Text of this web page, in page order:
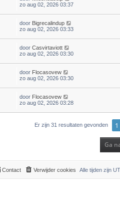
zo aug 02, 2026 03:37
door Bigrecalindup
zo aug 02, 2026 03:33
door Casvirtaviott
zo aug 02, 2026 03:30
door Flocasovew
zo aug 02, 2026 03:30
door Flocasovew
zo aug 02, 2026 03:28
Er zijn 31 resultaten gevonden 1
Ga
Alle tijden zijn
Verwijder cookies
Contact